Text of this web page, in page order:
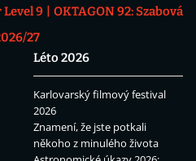
9
OKTAGON 92: Szabová
27
Léto 2026
Karlovarský filmový festival
2026
Znamení, že jste potkali
někoho z minulého života